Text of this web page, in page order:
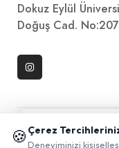
Dokuz Eylül
Doğuş Cad.
🍪 Çerez
Deneyiminizi
📱 Mobil